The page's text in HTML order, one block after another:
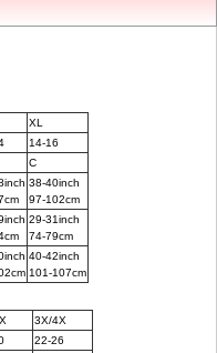
XL
14-16
C
38-40inch
97-102cm
29-31inch
74-79cm
40-42inch
101-107cm
3X/4X
22-26